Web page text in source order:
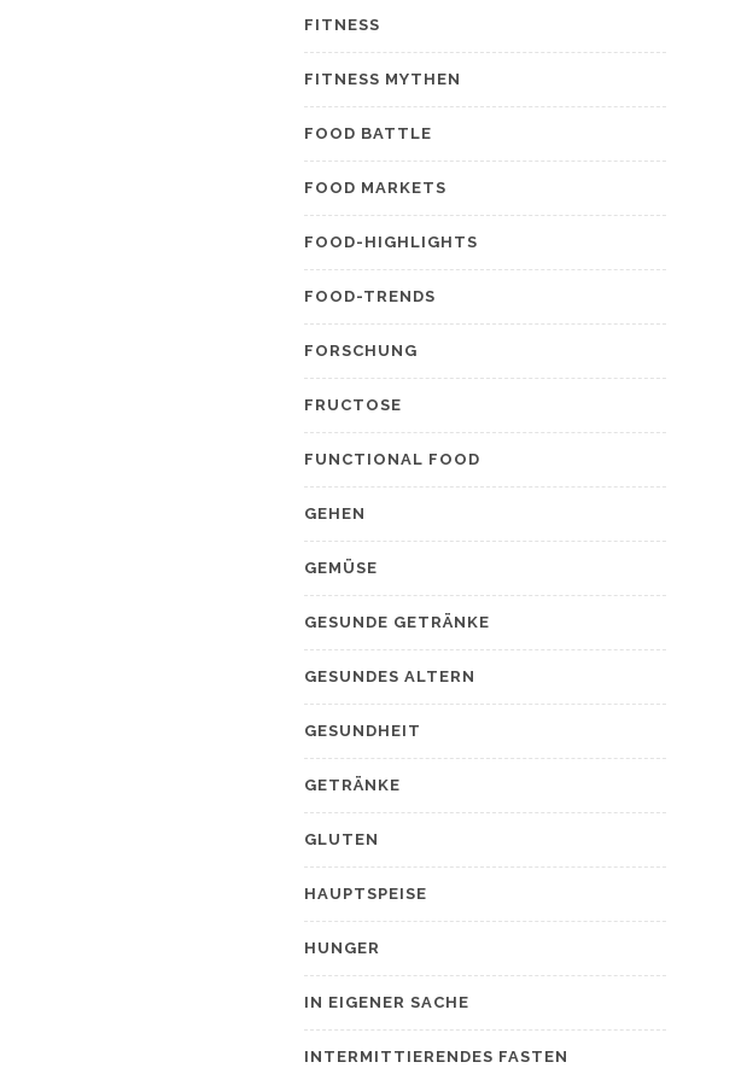
FITNESS
FITNESS MYTHEN
FOOD BATTLE
FOOD MARKETS
FOOD-HIGHLIGHTS
FOOD-TRENDS
FORSCHUNG
FRUCTOSE
FUNCTIONAL FOOD
GEHEN
GEMÜSE
GESUNDE GETRÄNKE
GESUNDES ALTERN
GESUNDHEIT
GETRÄNKE
GLUTEN
HAUPTSPEISE
HUNGER
IN EIGENER SACHE
INTERMITTIERENDES FASTEN